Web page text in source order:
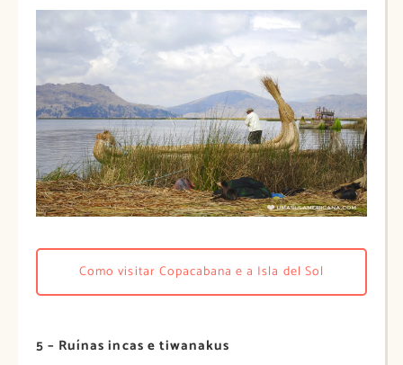
Como visitar Copacabana e a Isla del Sol
5 – Ruínas incas e tiwanakus